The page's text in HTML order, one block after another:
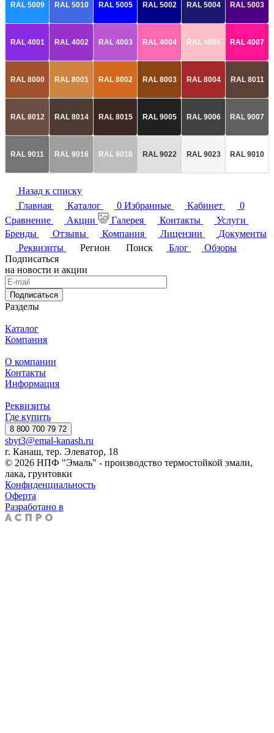
RAL 5009 RAL 5010 RAL 5005 RAL 5002 RAL 5004 RAL 5003
RAL 4001 RAL 4002 RAL 4003 RAL 4004 RAL 4006 RAL 4007
RAL 8000 RAL 8001 RAL 8002 RAL 8003 RAL 8004 RAL 8011
RAL 8012 RAL 8014 RAL 8015 RAL 9005 RAL 9006 RAL 9007
RAL 9011 RAL 9016 RAL 9018 RAL 9022 RAL 9023 RAL 9010
Назад к списку
Главная
Каталог 0 Избранные Кабинет
0
Сравнение
Акции Галерея Контакты
Услуги
Бренды
Отзывы Компания Лицензии
Документы
Реквизиты
Регион Поиск Блог
Обзоры
Подписаться
на новости и акции
Подписаться
Разделы
Каталог
Компания
О компании
Контакты
Информация
Реквизиты
Где купить
8 800 700 79 72
sbyt3@emal-kanash.ru
г. Канаш, тер. Элеватор, 18
© 2026 НПФ "Эмаль" - производство термостойкой эмали,
лака, грунтовки
Конфиденциальность
Оферта
Разработано в